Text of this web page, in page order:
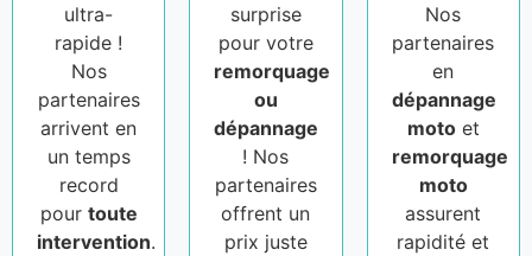
ultra-
rapide !
Nos
partenaires
arrivent en
un temps
record
pour toute
intervention.
surprise
pour votre
remorquage
ou
dépannage
! Nos
partenaires
offrent un
prix juste
Nos
partenaires
en
dépannage
motoet
remorquage
moto
assurent
rapidité et